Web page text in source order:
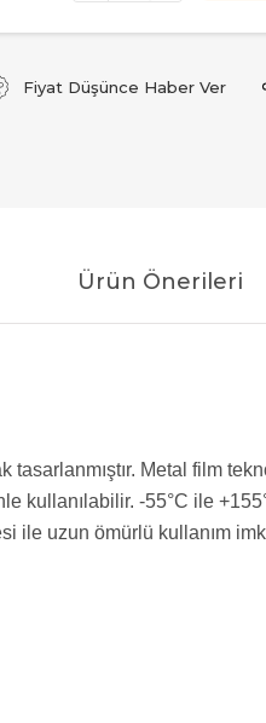
Fiyat Düşünce Haber Ver
Ürün Önerileri
Metal film
-55°C ile
ile uzun ömürlü kullanım